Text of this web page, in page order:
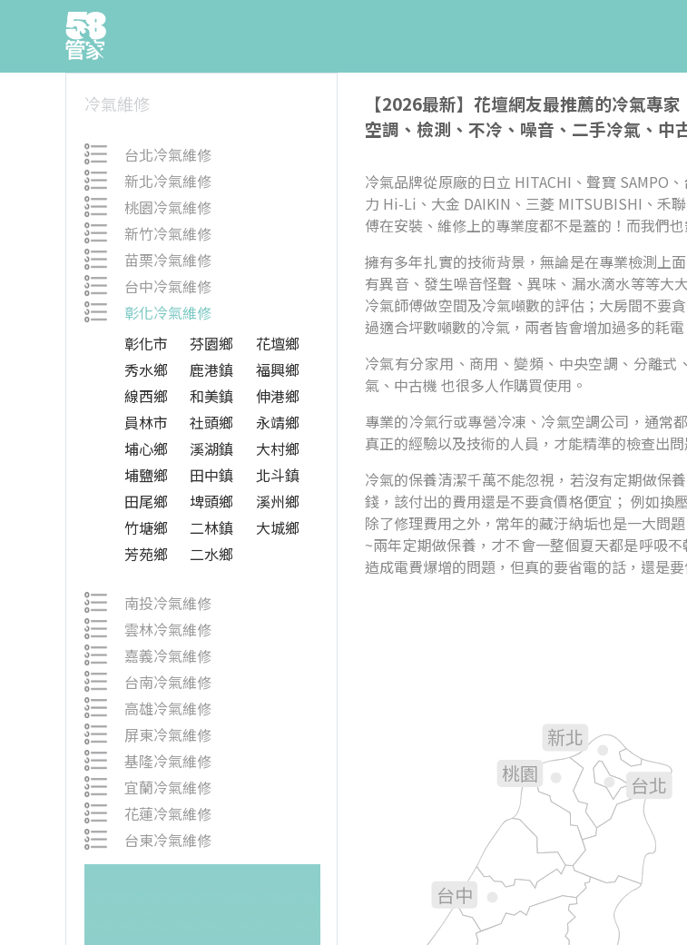
冷氣維修
台北冷氣維修
新北冷氣維修
桃園冷氣維修
新竹冷氣維修
苗栗冷氣維修
台中冷氣維修
彰化冷氣維修
彰化市
芬園鄉
花壇鄉
秀水鄉
鹿港鎮
福興鄉
線西鄉
和美鎮
伸港鄉
員林市
社頭鄉
永靖鄉
埔心鄉
溪湖鎮
大村鄉
埔鹽鄉
田中鎮
北斗鎮
田尾鄉
埤頭鄉
溪州鄉
竹塘鄉
二林鎮
大城鄉
芳苑鄉
二水鄉
南投冷氣維修
雲林冷氣維修
嘉義冷氣維修
台南冷氣維修
高雄冷氣維修
屏東冷氣維修
基隆冷氣維修
宜蘭冷氣維修
花蓮冷氣維修
台東冷氣維修
【2026最新】花壇網友最推薦的冷氣專
空調、檢測、不冷、噪音、二手冷氣、中
冷氣品牌從原廠的日立 HITACHI、聲寶 SAMPO
力 Hi-Li、大金 DAIKIN、三菱 MITSUBISHI、禾
傅在安裝、維修上的專業度都不是蓋的！而我們
擁有多年扎實的技術背景，無論是在專業檢測上
有異音、發生噪音怪聲、異味、漏水滴水等等大
冷氣師傅做空間及冷氣噸數的評估；大房間不要
過適合坪數噸數的冷氣，兩者皆會增加過多的耗電
冷氣有分家用、商用、變頻、中央空調、分離
氣、中古機 也很多人作購買使用。
專業的冷氣行或專營冷凍、冷氣空調公司，通常
真正的經驗以及技術的人員，才能精準的檢查出
冷氣的保養清潔千萬不能忽視，若沒有定期做保
錢，該付出的費用還是不要貪價格便宜； 例如換
除了修理費用之外，常年的藏汙納垢也是一大問
~兩年定期做保養，才不會一整個夏天都是呼吸
造成電費爆增的問題，但真的要省電的話，還是
台北
新北
桃園
台中
苗栗
彰化
宜蘭